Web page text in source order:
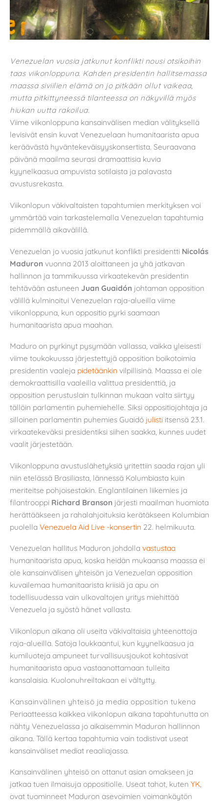
Venezuelan vuosia jatkunut konflikti nousi otsikoihin
taas viikonloppuna. Kahden presidentin hallitsemassa
maassa siviilien elämä on jo pitkään ollut vaikeaa,
mutta pitkittyneessä tilanteessa on näkyvillä myös
hiukan uutta rakoilua.
Viime viikonloppuna kansainvälisen median välityksellä
levisivät ensin kuvat Venezuelaan humanitaarista apua
keräävästä hyväntekeväisyyskonsertista. Seuraavana
päivänä maailma seurasi dramaattisia kuvia
kyynelkaasua ampuvista sotilaista ja palavasta
avustusrekasta.
Viikonlopun väkivaltaisten tapahtumien merkityksen voi
ymmärtää vain tarkastelemalla Venezuelan tapahtumia
pidemmällä aikavälillä.
Venezuelan jo vuosia jatkunut konflikti presidentti Nicolás
Maduron vuonna 2013 aloittaneen ja yhä jatkavan
hallinnon ja tammikuussa virkaatekevän presidentin
tehtävään astuneen Juan Guaidón johtaman opposition
välillä kulminoitui Venezuelan raja-alueilla viime
viikonloppuna, kun oppositio pyrki saamaan
humanitaarista apua maahan.
Maduro on pyrkinyt pysymään vallassa, vaikka yleisesti
viime toukokuussa järjestettyjä opposition boikotoimia
presidentin vaaleja pidetäänkin vilpillisinä. Maassa ei ole
demokraattisilla vaaleilla valittua presidenttiä, ja
opposition perustuslain tulkinnan mukaan valta siirtyy
tällöin parlamentin puhemiehelle. Siksi oppositiojohtaja ja
silloinen parlamentin puhemies Guaidó julisti itsensä 23.1.
virkaatekeväksi presidentiksi siihen saakka, kunnes uudet
vaalit järjestetään.
Viikonloppuna avustuslähetyksiä yritettiin saada rajan yli
niin etelässä Brasiliasta, lännessä Kolumbiasta kuin
meriteitse pohjoisestakin. Englantilainen liikemies ja
filantrooppi Richard Branson järjesti maailman huomiota
herättääkseen ja rahalahjoituksia kerätäkseen Kolumbian
puolella Venezuela Aid Live -konsertin 22. helmikuuta.
Venezuelan hallitus Maduron johdolla vastustaa
humanitaarista apua, koska heidän mukaansa maassa ei
ole kansainvälisen yhteisön ja Venezuelan opposition
kuvailemaa humanitaarista kriisiä ja apu on
todellisuudessa vain ulkovaltojen yritys miehittää
Venezuela ja syöstä hänet vallasta.
Viikonlopun aikana oli useita väkivaltaisia yhteenottoja
raja-alueilla. Satoja loukkaantui, kun kyynelkaasua ja
kumiluoteja ampuneet turvallisuusjoukot kohtasivat
humanitaarista apua vastaanottamaan tulleita
kansalaisia. Kuolonuhreiltakaan ei vältytty.
Kansainvälinen yhteisö ja media opposition tukena
Periaatteessa kaikkea viikonlopun aikana tapahtunutta on
nähty Venezuelassa jo aikaisemmin Maduron hallinnon
aikana. Tällä kertaa tapahtumia vain todistivat useat
kansainväliset mediat reaaliajassa.
Kansainvälinen yhteisö on ottanut asian omakseen ja
jatkaa tuen ilmaisuja oppositiolle. Useat tahot, kuten YK,
ovat tuominneet Maduron asevoimien voimankäytön